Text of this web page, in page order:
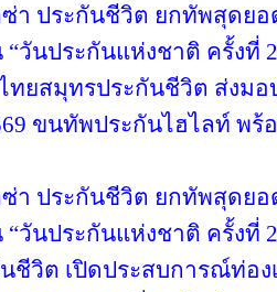
ซ่า ประกันชีวิต ยกทัพสุดย
วันประกันแห่งชาติ ครั้งที่
ไทยสมุทรประกันชีวิต ส่งม
ขนทัพประกันไฮไลท์ พร้
ซ่า ประกันชีวิต ยกทัพสุดย
วันประกันแห่งชาติ ครั้งที่
นชีวิต เปิดประสบการณ์ท่อ